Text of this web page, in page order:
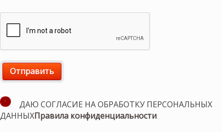
ДАЮ СОГЛАСИЕ НА ОБРАБОТКУ ПЕРСОНАЛЬНЫХ
ДАННЫХПравила конфиденциальности